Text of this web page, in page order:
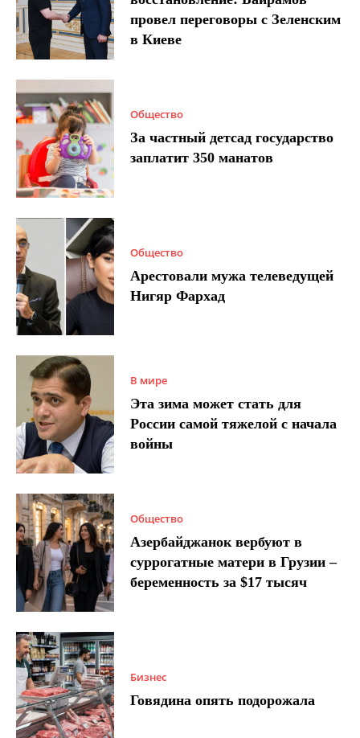
провел переговоры с Зеленским
в Киеве
Общество
За частный детсад государство
заплатит 350 манатов
Общество
Арестовали мужа телеведущей
Нигяр Фархад
В мире
Эта зима может стать для
России самой тяжелой с начала
войны
Общество
Азербайджанок вербуют в
суррогатные матери в Грузии –
беременность за $17 тысяч
Бизнес
Говядина опять подорожала